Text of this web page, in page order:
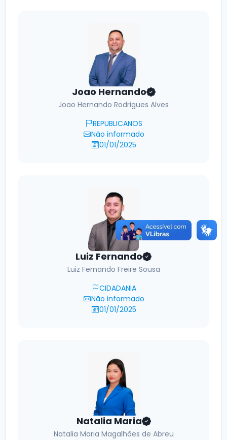
Joao Hernando
Joao Hernando Rodrigues Alves
REPUBLICANOS
Não informado
01/01/2025
Luiz Fernando
Luiz Fernando Freire Sousa
CIDADANIA
Não informado
01/01/2025
Natalia Maria
Natalia Maria Magalhães de Abreu